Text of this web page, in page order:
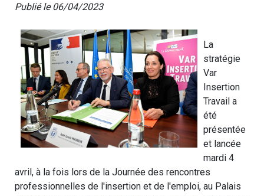
Publié le 06/04/2023
La
stratégie
Var
Insertion
Travail a
été
présentée
et lancée
mardi 4
avril, à la fois lors de la Journée des rencontres
professionnelles de l'insertion et de l'emploi, au Palais